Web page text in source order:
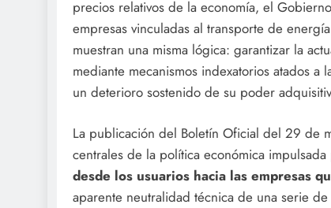
precios relativos de la economía, el
empresas vinculadas al transporte de
muestran una misma lógica: garantizar la
mediante mecanismos indexatorios atados
un deterioro sostenido de su poder
La publicación del Boletín Oficial del 29 de
centrales de la política económica
desde los usuarios hacia las empresas
aparente neutralidad técnica de una serie